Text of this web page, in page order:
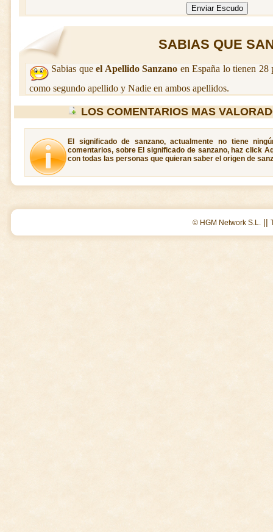
SABIAS QUE
Sabias queel Apellido Sanzano en España lo tienen 28
como segundo apellido y Nadie en ambos apellidos.
LOS COMENTARIOS MAS
El significado de sanzano, actualmente no tiene
comentarios, sobre El significado de sanzano, haz click
con todas las personas que quieran saber el origen de
© HGM Network S.L. ||